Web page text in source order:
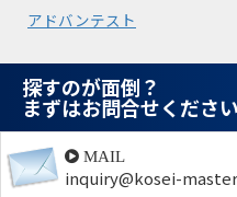
アドバンテスト
探すのが面倒？
まずはお問合せくださ
MAIL
inquiry@kosei-